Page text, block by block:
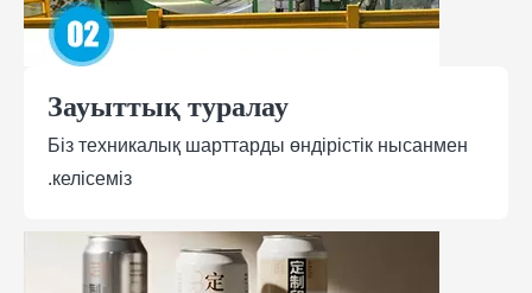
Зауыттық туралау
Біз техникалық шарттарды өндірістік нысанмен
келісеміз.